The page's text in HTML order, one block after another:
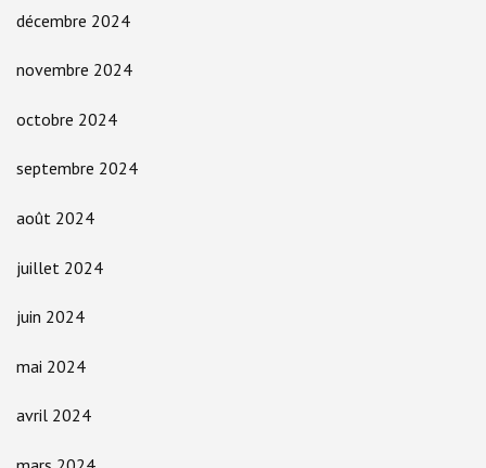
décembre 2024
novembre 2024
octobre 2024
septembre 2024
août 2024
juillet 2024
juin 2024
mai 2024
avril 2024